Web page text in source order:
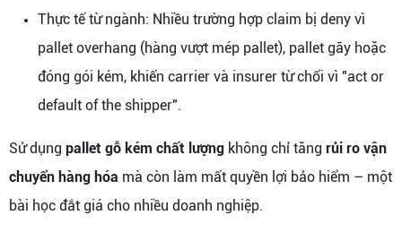
Thực tế từ ngành: Nhiều trường hợp claim bị deny vì
pallet overhang (hàng vượt mép pallet), pallet gãy hoặc
đóng gói kém, khiến carrier và insurer từ chối vì "act or
default of the shipper".
Sử dụng pallet gỗ kém chất lượng không chỉ tăng rủi ro vận
chuyển hàng hóa mà còn làm mất quyền lợi bảo hiểm – một
bài học đắt giá cho nhiều doanh nghiệp.